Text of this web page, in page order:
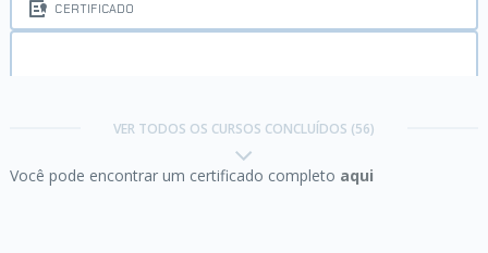
CERTIFICADO
VER TODOS OS CURSOS CONCLUÍDOS (56)
Você pode encontrar um certificado completo aqui